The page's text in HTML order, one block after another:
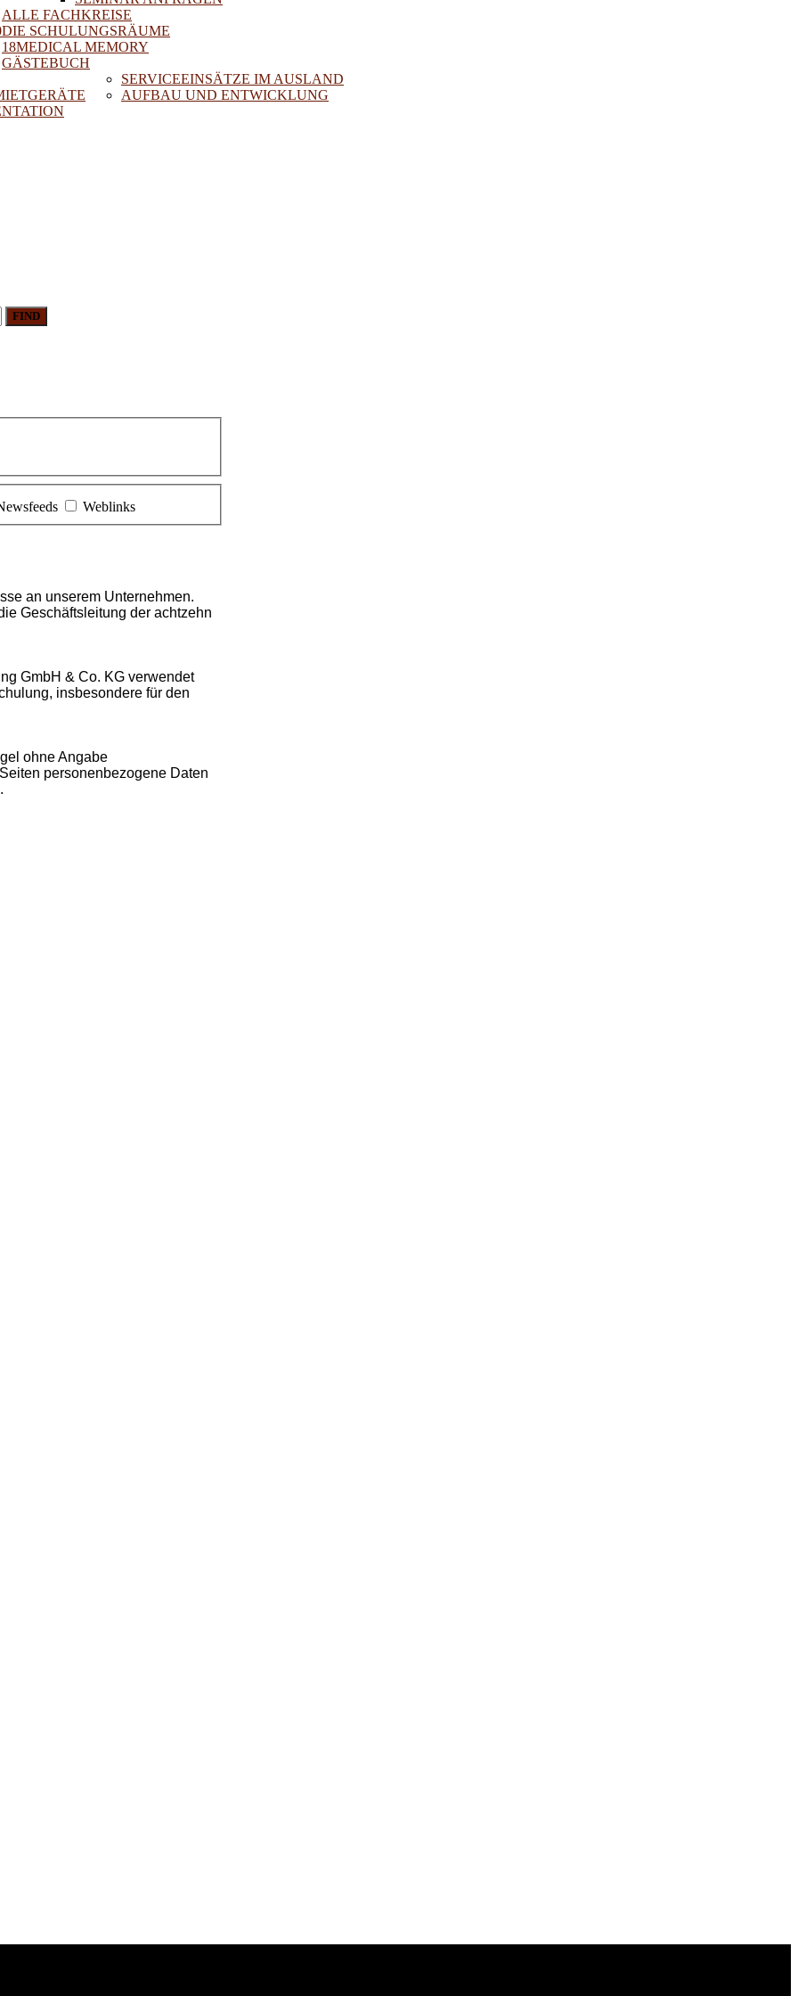
ALLE FACHKREISE
DIE SCHULUNGSRÄUME
18MEDICAL MEMORY
GÄSTEBUCH
SERVICEEINSÄTZE IM AUSLAND
AUFBAU UND ENTWICKLUNG
FIND
Weblinks
an unserem Unternehmen.
Geschäftsleitung der achtzehn
GmbH & Co. KG verwendet
insbesondere für den
ohne Angabe
personenbezogene Daten